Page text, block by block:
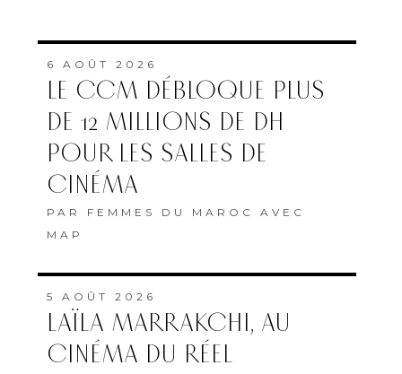
6 AOÛT 2026
LE CCM DÉBLOQUE PLUS
DE 12 MILLIONS DE DH
POUR LES SALLES DE
CINÉMA
PAR FEMMES DU MAROC AVEC
MAP
5 AOÛT 2026
LAÏLA MARRAKCHI, AU
CINÉMA DU RÉEL